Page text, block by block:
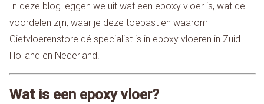
In deze blog leggen we uit wat een epoxy vloer is, wat de
voordelen zijn, waar je deze toepast en waarom
Gietvloerenstore dé specialist is in epoxy vloeren in Zuid-
Holland en Nederland.
Wat is een epoxy vloer?